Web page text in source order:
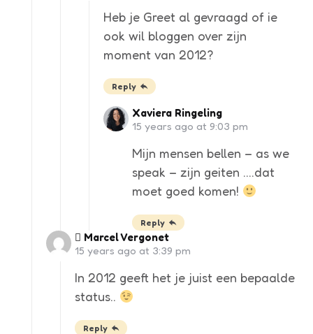
Heb je Greet al gevraagd of ie
ook wil bloggen over zijn
moment van 2012?
Reply
Xaviera Ringeling
15 years ago at 9:03 pm
Mijn mensen bellen – as we
speak – zijn geiten ….dat
moet goed komen!
Reply
 Marcel Vergonet
15 years ago at 3:39 pm
In 2012 geeft het je juist een bepaalde
status..
Reply